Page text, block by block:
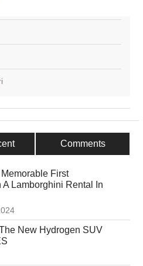
Comments
First
A Lamborghini Rental In
New Hydrogen SUV